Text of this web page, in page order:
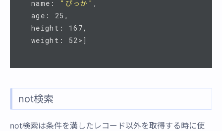
  name:
"ぴっか" ,
  age: 25,
  height: 167,
not検索
not検索は条件を満したレコード以外を取得する時に使